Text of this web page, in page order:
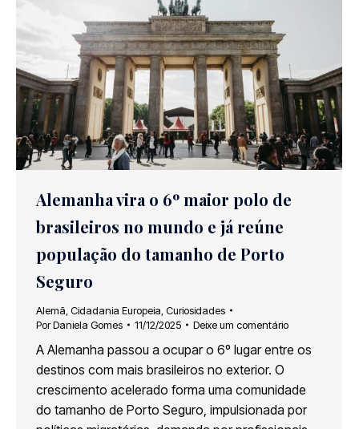
Alemanha vira o 6º maior polo de
brasileiros no mundo e já reúne
população do tamanho de Porto
Seguro
Alemã Cidadania Europeia Curiosidades
PorDaniela Gomes 11/12/2025 Deixe um comentário
A Alemanha passou a ocupar o 6º lugar entre os
destinos com mais brasileiros no exterior. O
crescimento acelerado forma uma comunidade
do tamanho de Porto Seguro, impulsionada por